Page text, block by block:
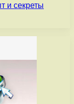
и секреты